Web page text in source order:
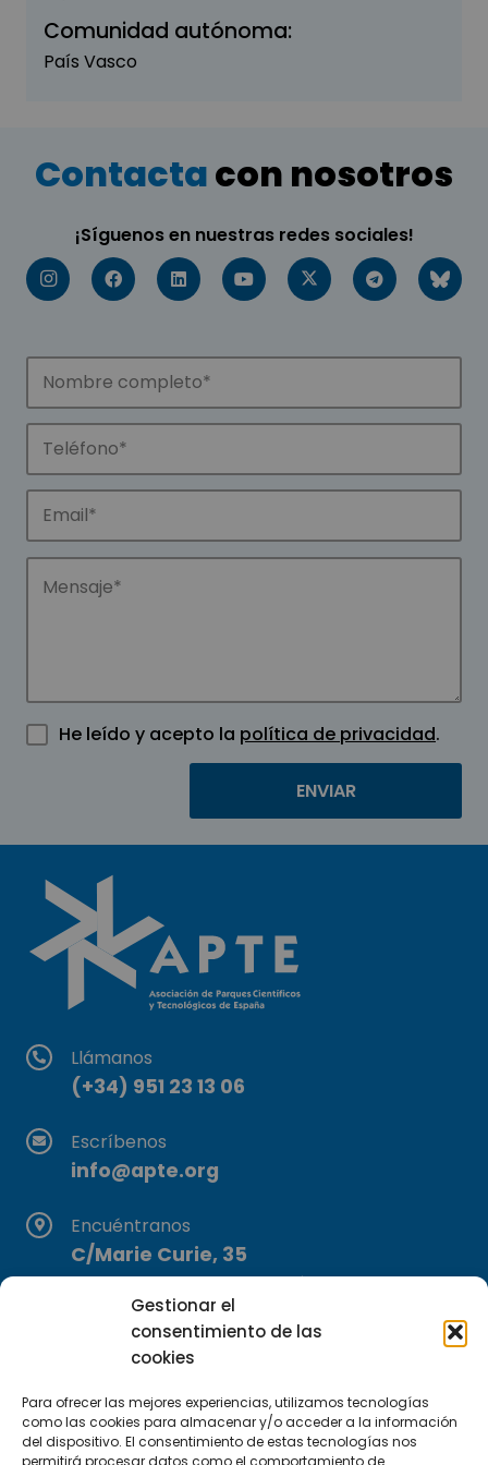
Gestionar el
consentimiento de las
cookies
Para ofrecer las mejores experiencias, utilizamos tecnologías
como las cookies para almacenar y/o acceder a la información
del dispositivo. El consentimiento de estas tecnologías nos
permitirá procesar datos como el comportamiento de
Comunidad autónoma:
País Vasco
Contactacon nosotros
¡Síguenos en nuestras redes sociales!
He leído y acepto la política de privacidad.
Llámanos
(+34) 951 23 13 06
Escríbenos
info@apte.org
Encuéntranos
C/Marie Curie, 35
29590 Campanillas, Málaga